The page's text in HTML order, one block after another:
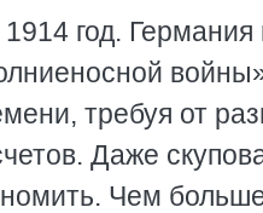
1914 год.
требуя от
Даже
Чем